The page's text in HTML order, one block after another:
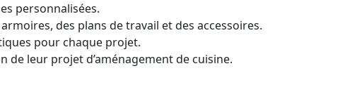
personnalisées.
des plans de travail et des accessoires.
pour chaque projet.
de leur projet d’aménagement de cuisine.